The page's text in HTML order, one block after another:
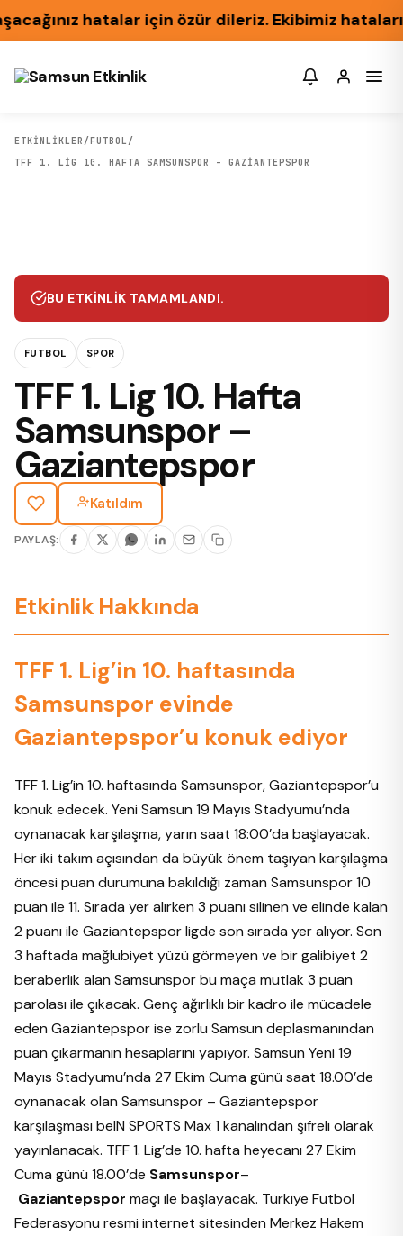
hatalar için özür dileriz. Ekibimiz hataları
ETKİNLİKLER /FUTBOL /
TFF 1. LIG 10. HAFTA SAMSUNSPOR – GAZIANTEPSPOR
BU ETKINLIK TAMAMLANDI.
FUTBOL SPOR
TFF 1. Lig 10. Hafta
Samsunspor –
Gaziantepspor
Katıldım
PAYLAŞ:
Etkinlik Hakkında
TFF 1. Lig’in 10. haftasında
Samsunspor evinde
Gaziantepspor’u konuk ediyor
TFF 1. Lig’in 10. haftasında Samsunspor, Gaziantepspor’u
konuk edecek. Yeni Samsun 19 Mayıs Stadyumu’nda
oynanacak karşılaşma, yarın saat 18:00’da başlayacak.
Her iki takım açısından da büyük önem taşıyan karşılaşma
öncesi puan durumuna bakıldığı zaman Samsunspor 10
puan ile 11. Sırada yer alırken 3 puanı silinen ve elinde kalan
2 puanı ile Gaziantepspor ligde son sırada yer alıyor. Son
3 haftada mağlubiyet yüzü görmeyen ve bir galibiyet 2
beraberlik alan Samsunspor bu maça mutlak 3 puan
parolası ile çıkacak. Genç ağırlıklı bir kadro ile mücadele
eden Gaziantepspor ise zorlu Samsun deplasmanından
puan çıkarmanın hesaplarını yapıyor. Samsun Yeni 19
Mayıs Stadyumu’nda 27 Ekim Cuma günü saat 18.00’de
oynanacak olan Samsunspor – Gaziantepspor
karşılaşması beIN SPORTS Max 1 kanalından şifreli olarak
yayınlanacak. TFF 1. Lig’de 10. hafta heyecanı 27 Ekim
Cuma günü 18.00’de Samsunspor–
Gaziantepspor maçı ile başlayacak. Türkiye Futbol
Federasyonu resmi internet sitesinden Merkez Hakem